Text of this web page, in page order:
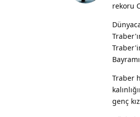
rekoru
Traber
genç